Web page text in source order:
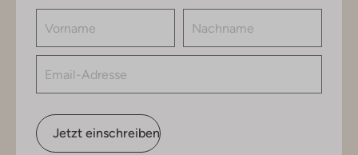
Jetzt einschreiben